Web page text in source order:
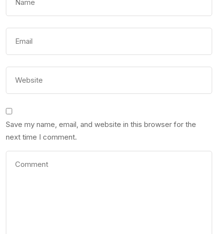
Save my name, email, and website in this browser for the
next time I comment.